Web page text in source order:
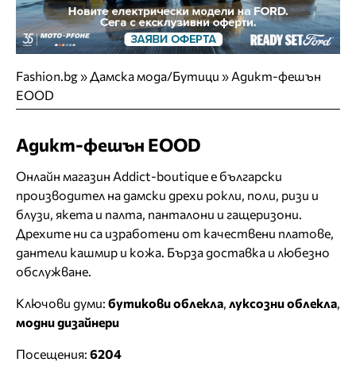
Fashion.bg»Дамска мода/Бутици » Aдикт-фешън
EOOD
Aдикт-фешън EOOD
Онлайн магазин Addict-boutique е български
производител на дамски дрехи рокли, поли, ризи и
блузи, якета и палта, панталони и гащеризони.
Дрехите ни са изработени от качествени платове,
дантели кашмир и кожа. Бърза доставка и любезно
обслужване.
Ключови думи: бутикови облекла луксозни облекла
модни дизайнери
Посещения: 6204